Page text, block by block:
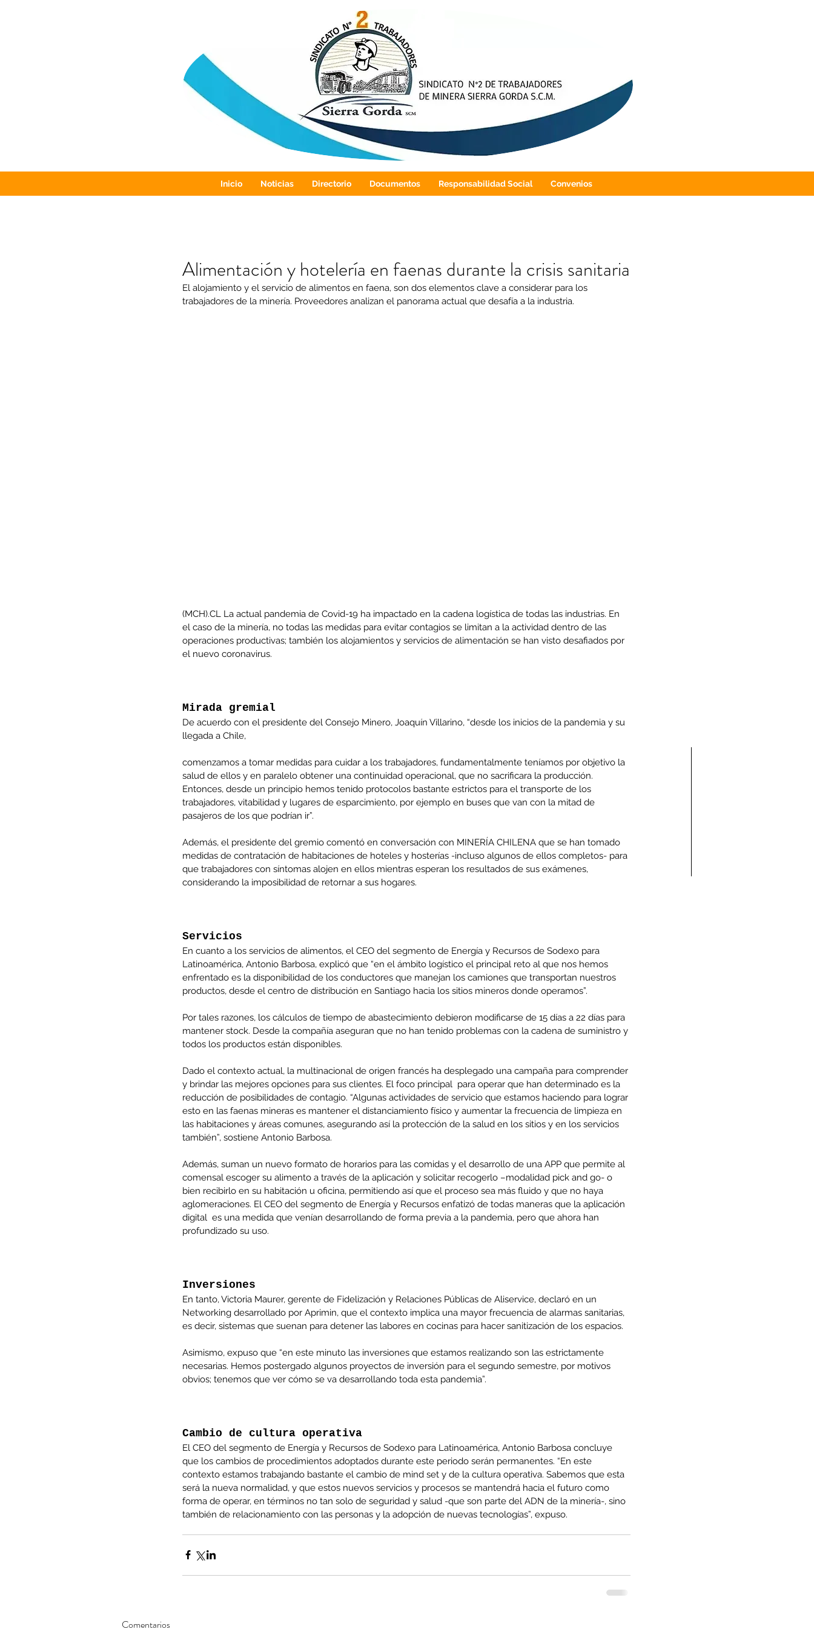
Inicio Noticias Directorio Documentos Responsabilidad Social Convenios
Our Recent Posts
Minería del cobre enfrenta
inversión y eficiencia
Abril-Junio 2026
Covid-19DESPIDOSEconomicoMEL MINERIAMujer
Alimentación y hotelería en faenas durante la crisis sanitaria
El alojamiento y el servicio de alimentos en faena, son dos elementos clave a considerar para los
trabajadores de la minería. Proveedores analizan el panorama actual que desafía a la industria.
(MCH).CL La actual pandemia de Covid-19 ha impactado en la cadena logística de todas las industrias. En
el caso de la minería, no todas las medidas para evitar contagios se limitan a la actividad dentro de las
operaciones productivas; también los alojamientos y servicios de alimentación se han visto desafiados por
el nuevo coronavirus.
Mirada gremial
De acuerdo con el presidente del Consejo Minero, Joaquín Villarino, “desde los inicios de la pandemia y su
llegada a Chile,
comenzamos a tomar medidas para cuidar a los trabajadores, fundamentalmente teníamos por objetivo la
salud de ellos y en paralelo obtener una continuidad operacional, que no sacrificara la producción.
Entonces, desde un principio hemos tenido protocolos bastante estrictos para el transporte de los
trabajadores, vitabilidad y lugares de esparcimiento, por ejemplo en buses que van con la mitad de
pasajeros de los que podrían ir”.
Además, el presidente del gremio comentó en conversación con MINERÍA CHILENA que se han tomado
medidas de contratación de habitaciones de hoteles y hosterías -incluso algunos de ellos completos- para
que trabajadores con síntomas alojen en ellos mientras esperan los resultados de sus exámenes,
considerando la imposibilidad de retornar a sus hogares.
Servicios
En cuanto a los servicios de alimentos, el CEO del segmento de Energía y Recursos de Sodexo para
Latinoamérica, Antonio Barbosa, explicó que “en el ámbito logístico el principal reto al que nos hemos
enfrentado es la disponibilidad de los conductores que manejan los camiones que transportan nuestros
productos, desde el centro de distribución en Santiago hacia los sitios mineros donde operamos”.
Por tales razones, los cálculos de tiempo de abastecimiento debieron modificarse de 15 días a 22 días para
mantener stock. Desde la compañía aseguran que no han tenido problemas con la cadena de suministro y
todos los productos están disponibles.
Dado el contexto actual, la multinacional de origen francés ha desplegado una campaña para comprender
y brindar las mejores opciones para sus clientes. El foco principal  para operar que han determinado es la
reducción de posibilidades de contagio. “Algunas actividades de servicio que estamos haciendo para lograr
esto en las faenas mineras es mantener el distanciamiento físico y aumentar la frecuencia de limpieza en
las habitaciones y áreas comunes, asegurando así la protección de la salud en los sitios y en los servicios
también”, sostiene Antonio Barbosa.
Además, suman un nuevo formato de horarios para las comidas y el desarrollo de una APP que permite al
comensal escoger su alimento a través de la aplicación y solicitar recogerlo –modalidad pick and go- o
bien recibirlo en su habitación u oficina, permitiendo así que el proceso sea más fluido y que no haya
aglomeraciones. El CEO del segmento de Energía y Recursos enfatizó de todas maneras que la aplicación
digital  es una medida que venían desarrollando de forma previa a la pandemia, pero que ahora han
profundizado su uso.
Inversiones
En tanto, Victoria Maurer, gerente de Fidelización y Relaciones Públicas de Aliservice, declaró en un
Networking desarrollado por Aprimin, que el contexto implica una mayor frecuencia de alarmas sanitarias,
es decir, sistemas que suenan para detener las labores en cocinas para hacer sanitización de los espacios.
Asimismo, expuso que “en este minuto las inversiones que estamos realizando son las estrictamente
necesarias. Hemos postergado algunos proyectos de inversión para el segundo semestre, por motivos
obvios; tenemos que ver cómo se va desarrollando toda esta pandemia”.
Cambio de cultura operativa
El CEO del segmento de Energía y Recursos de Sodexo para Latinoamérica, Antonio Barbosa concluye
que los cambios de procedimientos adoptados durante este periodo serán permanentes. “En este
contexto estamos trabajando bastante el cambio de mind set y de la cultura operativa. Sabemos que esta
será la nueva normalidad, y que estos nuevos servicios y procesos se mantendrá hacia el futuro como
forma de operar, en términos no tan solo de seguridad y salud -que son parte del ADN de la minería-, sino
también de relacionamiento con las personas y la adopción de nuevas tecnologías”, expuso.
Comentarios